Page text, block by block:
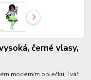
černé vlasy,
moderním oblečku. Tvář